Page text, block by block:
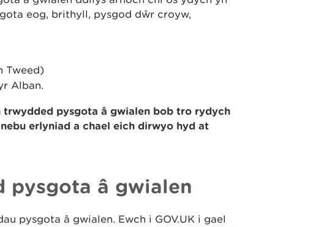
eog, brithyll, pysgod dŵr croyw,
Tweed)
Alban.
trwydded pysgota â gwialen bob tro rydych
erlyniad a chael eich dirwyo hyd at
pysgota â gwialen
pysgota â gwialen. Ewch i GOV.UK i gael